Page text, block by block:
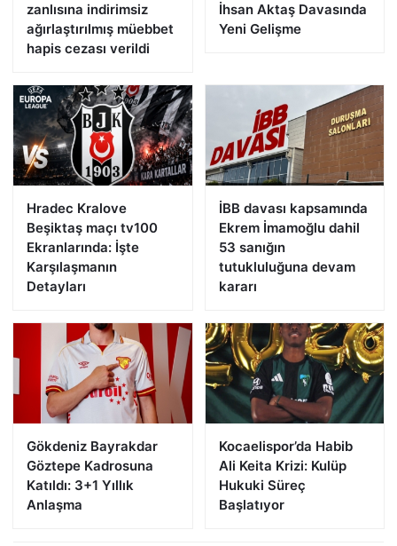
zanlısına indirimsiz
ağırlaştırılmış müebbet
hapis cezası verildi
İhsan Aktaş Davasında
Yeni Gelişme
Hradec Kralove
Beşiktaş maçı tv100
Ekranlarında: İşte
Karşılaşmanın
Detayları
İBB davası kapsamında
Ekrem İmamoğlu dahil
53 sanığın
tutukluluğuna devam
kararı
Gökdeniz Bayrakdar
Göztepe Kadrosuna
Katıldı: 3+1 Yıllık
Anlaşma
Kocaelispor’da Habib
Ali Keita Krizi: Kulüp
Hukuki Süreç
Başlatıyor